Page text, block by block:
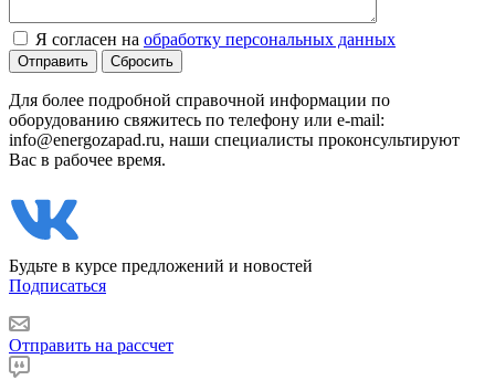
Я согласен на обработку персональных данных
Отправить Сбросить
Для более подробной справочной информации по
оборудованию свяжитесь по телефону или e-mail:
info@energozapad.ru, наши специалисты проконсультируют
Вас в рабочее время.
Будьте в курсе предложений и новостей
Подписаться
Отправить на рассчет